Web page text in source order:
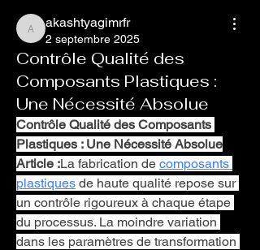
akashtyagimrfr
akashtyagimrfr
2 septembre 2025
Contrôle Qualité des
Composants Plastiques :
Une Nécessité Absolue
Contrôle Qualité des Composants
Plastiques : Une Nécessité Absolue
Article :La fabrication de composants
plastiques de haute qualité repose sur
un contrôle rigoureux à chaque étape
du processus. La moindre variation
dans les paramètres de transformation